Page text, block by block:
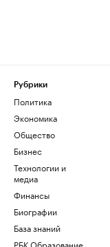
Рубрики
Политика
Экономика
Общество
Бизнес
Технологии и
медиа
Финансы
Биографии
База знаний
РБК Образование